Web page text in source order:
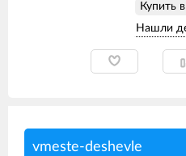
Купить
vmeste-deshevle